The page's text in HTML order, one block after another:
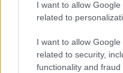
I want to allow
related to
I want to allow
related to security,
functionality and
δείχνουν ότι την
πωλήθηκαν μόλις
χώρα.
Απίστευτα